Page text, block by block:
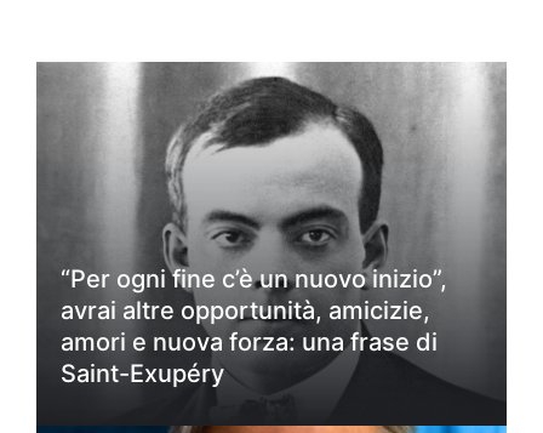
“Per ogni fine c’è un nuovo inizio”,
avrai altre opportunità, amicizie,
amori e nuova forza: una frase di
Saint-Exupéry